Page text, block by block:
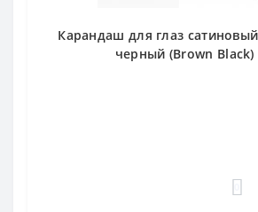
Карандаш для глаз
черный (Brown Black)